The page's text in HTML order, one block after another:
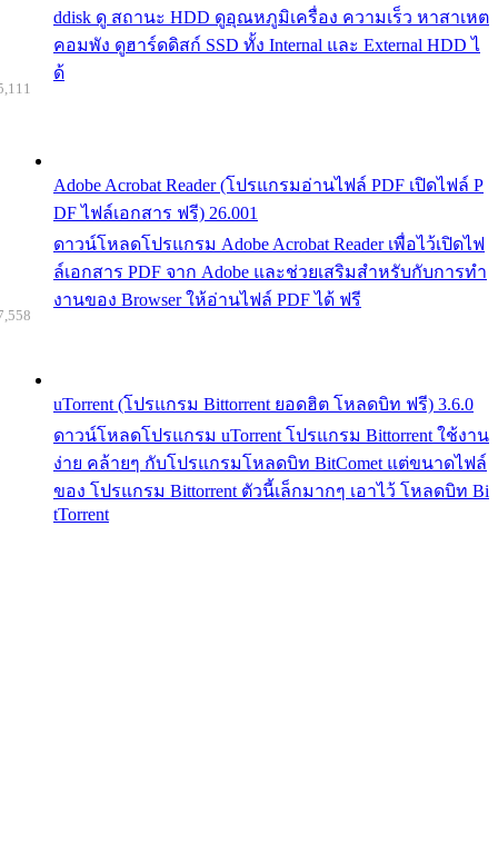
ddisk ดู สถานะ HDD ดูอุณหภูมิเครื่อง ความเร็ว หาสาเหต
คอมพัง ดูฮาร์ดดิสก์ SSD ทั้ง Internal และ External HDD ไ
ด้
Adobe Acrobat Reader (โปรแกรมอ่านไฟล์ PDF เปิดไฟล์ P
DF ไฟล์เอกสาร ฟรี) 26.001
ดาวน์โหลดโปรแกรม Adobe Acrobat Reader เพื่อไว้เปิดไฟ
ล์เอกสาร PDF จาก Adobe และช่วยเสริมสำหรับกับการทำ
งานของ Browser ให้อ่านไฟล์ PDF ได้ ฟรี
uTorrent (โปรแกรม Bittorrent ยอดฮิต โหลดบิท ฟรี) 3.6.0
ดาวน์โหลดโปรแกรม uTorrent โปรแกรม Bittorrent ใช้งาน
ง่าย คล้ายๆ กับโปรแกรมโหลดบิท BitComet แต่ขนาดไฟล์
ของ โปรแกรม Bittorrent ตัวนี้เล็กมากๆ เอาไว้ โหลดบิท Bi
tTorrent